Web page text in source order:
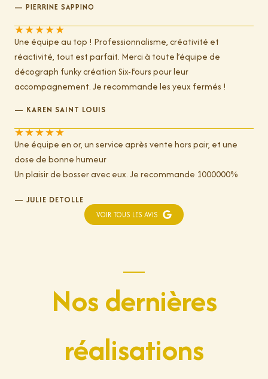
— PIERRINE SAPPINO
★★★★★
Une équipe au top ! Professionnalisme, créativité et
réactivité, tout est parfait. Merci à toute l’équipe de
décograph funky création Six-Fours pour leur
accompagnement. Je recommande les yeux fermés !
— KAREN SAINT LOUIS
★★★★★
Une équipe en or, un service après vente hors pair, et une
dose de bonne humeur
Un plaisir de bosser avec eux. Je recommande 1000000%
— JULIE DETOLLE
VOIR TOUS LES AVIS
Nos dernières
réalisations